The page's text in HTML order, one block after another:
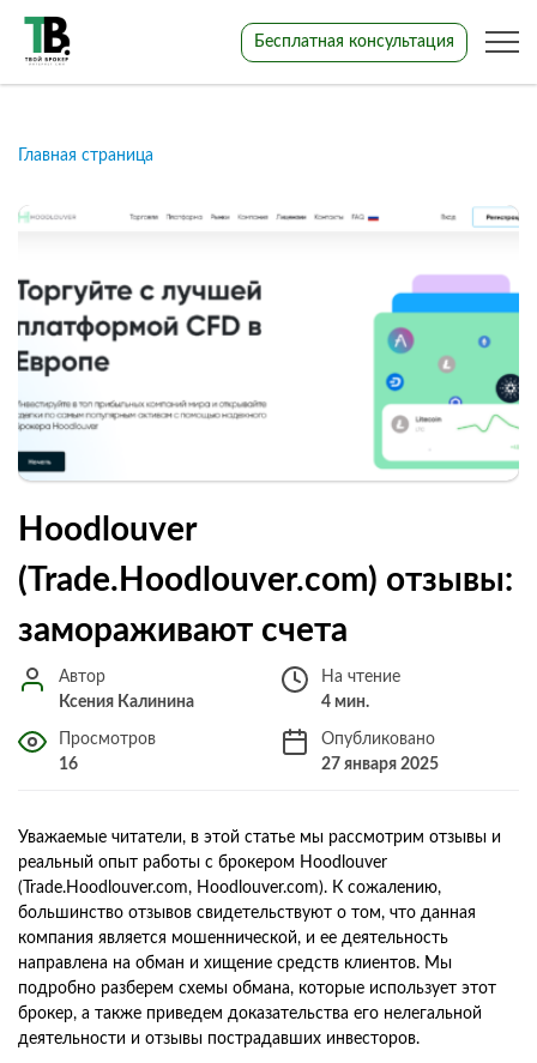
Бесплатная консультация
Главная страница
Hoodlouver
(Trade.Hoodlouver.com) отзывы:
замораживают счета
Автор
Ксения Калинина
На чтение
4 мин.
Просмотров
16
Опубликовано
27 января 2025
Уважаемые читатели, в этой статье мы рассмотрим отзывы и
реальный опыт работы с брокером Hoodlouver
(Trade.Hoodlouver.com, Hoodlouver.com). К сожалению,
большинство отзывов свидетельствуют о том, что данная
компания является мошеннической, и ее деятельность
направлена на обман и хищение средств клиентов. Мы
подробно разберем схемы обмана, которые использует этот
брокер, а также приведем доказательства его нелегальной
деятельности и отзывы пострадавших инвесторов.